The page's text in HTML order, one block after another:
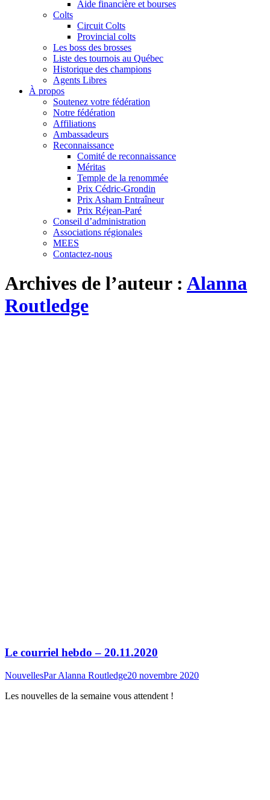
Aide financière et bourses
Colts
Circuit Colts
Provincial colts
Les boss des brosses
Liste des tournois au Québec
Historique des champions
Agents Libres
À propos
Soutenez votre fédération
Notre fédération
Affiliations
Ambassadeurs
Reconnaissance
Comité de reconnaissance
Méritas
Temple de la renommée
Prix Cédric-Grondin
Prix Asham Entraîneur
Prix Réjean-Paré
Conseil d’administration
Associations régionales
MEES
Contactez-nous
Archives de l’auteur : Alanna
Routledge
Le courriel hebdo – 20.11.2020
NouvellesParAlanna Routledge20 novembre 2020
Les nouvelles de la semaine vous attendent !